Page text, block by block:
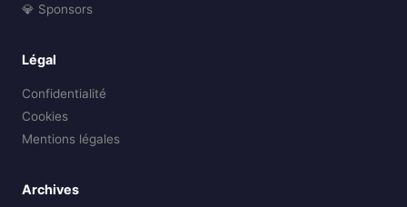
💎 Sponsors
Légal
Confidentialité
Cookies
Mentions légales
Archives